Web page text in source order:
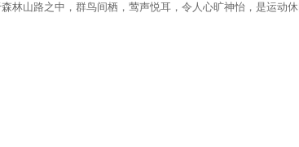
林山路之中，群鸟间栖，莺声悦耳，令人心旷神怡，是运动